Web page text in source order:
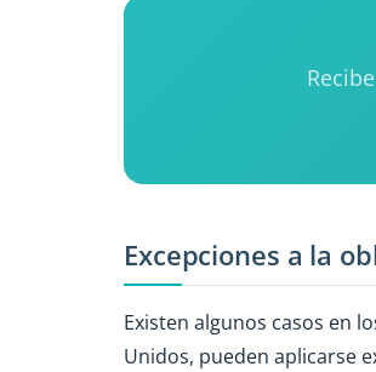
Excepciones a la
Existen algunos casos en
Unidos, pueden aplicarse